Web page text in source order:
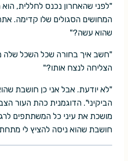
"לפני שהאחרון נכנס לחללית,
המחושים הסגולים שלו קדימה.
שהוא עשה?"
"חשב איך בחורה שכל השכל שלה
הצליחה לנצח אותו?"
"לא יודעת. אבל אני כן חושבת
הביקיני". הדוגמנית כהת העור
מושכת את עיני כל המשתתפים
חושבת שהוא ניסה להציץ לי